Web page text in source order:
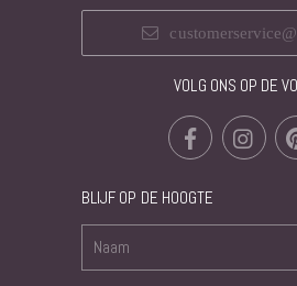
VOLG ONS OP DE
BLIJF OP DE HOOGTE